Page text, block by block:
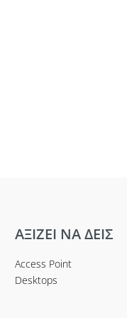
ΑΞΙΖΕΙ ΝΑ ΔΕΙΣ
Access Point
Desktops